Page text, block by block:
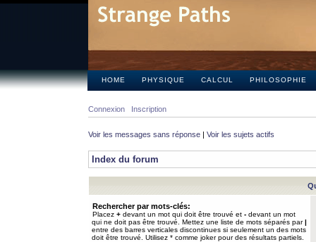
HOME PHYSIQUE CALCUL PHILOSOPHIE
Connexion Inscription
Voir les messages sans réponse | Voir les sujets actifs
Index du forum
Rechercher par mots-clés:
Placez + devant un mot qui doit être trouvé et - devant un mot
qui ne doit pas être trouvé. Mettez une liste de mots séparés par|
entre des barres verticales discontinues si seulement un des mots
doit être trouvé. Utilisez * comme joker pour des résultats partiels.